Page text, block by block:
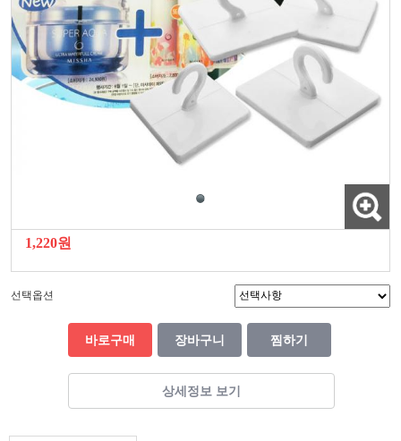
1,220원
선택옵션
바로구매 장바구니 찜하기
상세정보 보기